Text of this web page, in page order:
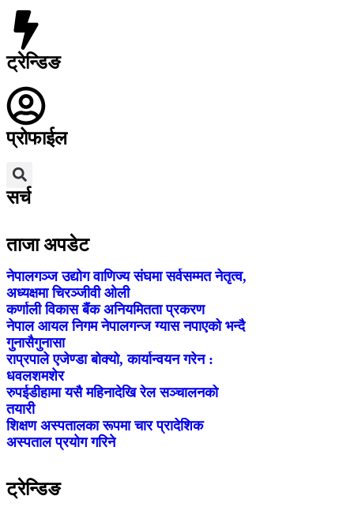
ट्रेन्डिङ
प्रोफाईल
सर्च
ताजा अपडेट
नेपालगञ्ज उद्योग वाणिज्य संघमा सर्वसम्मत नेतृत्व,
अध्यक्षमा चिरञ्जीवी ओली
कर्णाली विकास बैंक अनियमितता प्रकरण
नेपाल आयल निगम नेपालगन्ज ग्यास नपाएको भन्दै
गुनासैगुनासा
राप्रपाले एजेण्डा बोक्यो, कार्यान्वयन गरेन :
धवलशमशेर
रुपईडीहामा यसै महिनादेखि रेल सञ्चालनको
तयारी
शिक्षण अस्पतालका रूपमा चार प्रादेशिक
अस्पताल प्रयोग गरिने
ट्रेन्डिङ